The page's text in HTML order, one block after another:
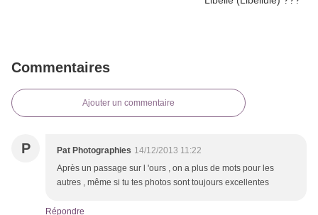
Commentaires
Ajouter un commentaire
P Pat Photographies 14/12/2013 11:22
Après un passage sur l 'ours , on a plus de mots pour les
autres , même si tu tes photos sont toujours excellentes
Répondre